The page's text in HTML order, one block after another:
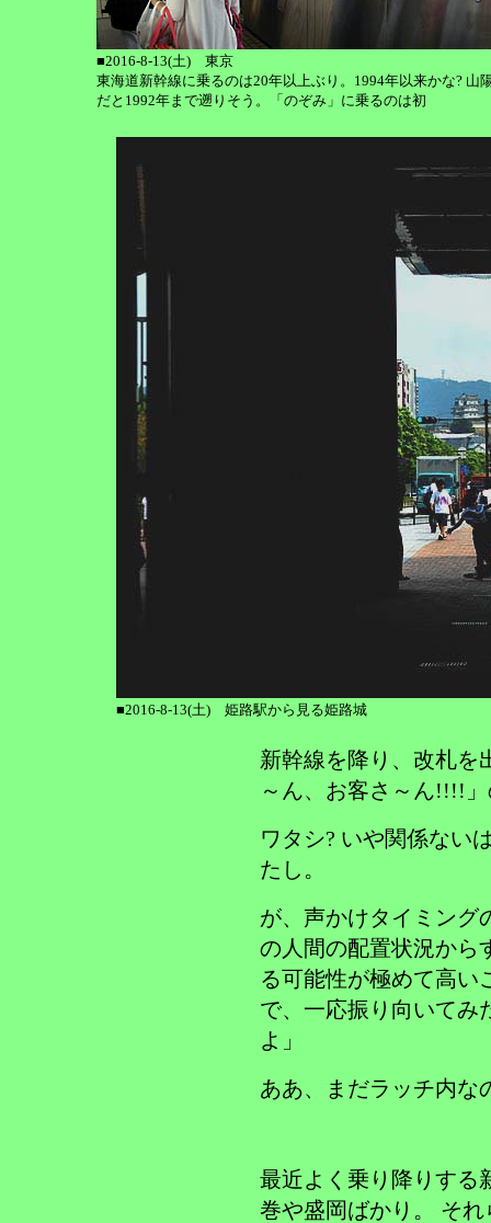
■2016-8-13(土) 東京
東海道新幹線に乗るのは20年以上ぶり。1994年以来かな? 山
だと1992年まで遡りそう。「のぞみ」に乗るのは初
■2016-8-13(土) 姫路駅から見る姫路城
新幹線を降り、改札を
～ん、お客さ～ん!!!!
ワタシ? いや関係ない
たし。
が、声かけタイミング
の人間の配置状況から
る可能性が極めて高い
で、一応振り向いてみ
よ」
ああ、まだラッチ内な
最近よく乗り降りする
巻や盛岡ばかり。 そ